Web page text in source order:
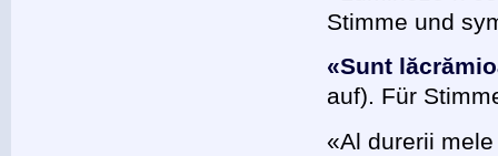
Stimme und
«Sunt
auf). Für
«Аl durerii